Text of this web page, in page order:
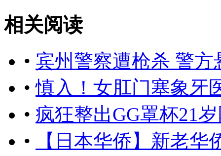
相关阅读
• 宾州警察遭枪杀 警方
•慎入！女肛门塞象牙
• 疯狂整出GG罩杯21
•
【日本华侨】新老